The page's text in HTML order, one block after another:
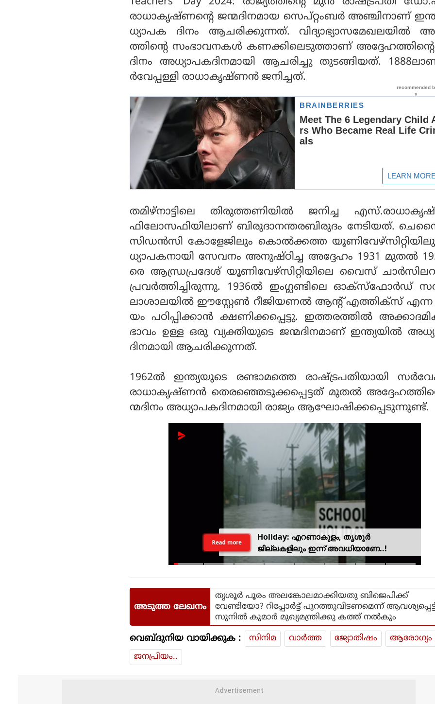
രാധാകൃഷ്ണന്റെ ജന്മദിനമായ സെപ്റ്റംബര്‍ അഞ്ചിനാണ്
ധ്യാപക ദിനം ആചരിക്കുന്നത്. വിദ്യാഭ്യാസമേഖലയില്‍
ത്തിന്റെ സംഭാവനകള്‍ കണക്കിലെടുത്താണ് അദ്ദേഹത്തിന്റെ
ദിനം അധ്യാപകദിനമായി ആചരിച്ചു തുടങ്ങിയത്.
ര്‍വേപ്പള്ളി രാധാകൃഷ്ണന്‍ ജനിച്ചത്.
തമിഴ്‌നാട്ടിലെ തിരുത്തണിയില്‍ ജനിച്ച
ഫിലോസഫിയിലാണ് ബിരുദാനന്തരബിരുദം നേടിയത്.
സിഡന്‍സി കോളേജിലും കൊല്‍ക്കത്ത
ധ്യാപകനായി സേവനം അനുഷ്ഠിച്ച അദ്ദേഹം 1931 മുതല്‍
രെ ആന്ധ്രപ്രദേശ് യൂണിവേഴ്‌സിറ്റിയിലെ വൈസ്
പ്രവര്‍ത്തിച്ചിരുന്നു. 1936ല്‍ ഇംഗ്ലണ്ടിലെ ഓക്സ്ഫോര്‍ഡ്
ലാശാലയില്‍ ഈസ്റ്റേണ്‍ റീജിയണല്‍ ആന്റ് എത്തിക്‌സ് എന്ന
യം പഠിപ്പിക്കാന്‍ ക്ഷണിക്കപ്പെട്ടു. ഇത്തരത്തില്‍
ഭാവം ഉള്ള ഒരു വ്യക്തിയുടെ ജന്മദിനമാണ് ഇന്ത്യയില്‍
ദിനമായി ആചരിക്കുന്നത്.
1962ല്‍ ഇന്ത്യയുടെ രണ്ടാമത്തെ രാഷ്ട്രപതിയായി
രാധാകൃഷ്ണന്‍ തെരഞ്ഞെടുക്കപ്പെട്ടത് മുതല്‍
ന്മദിനം അധ്യാപകദിനമായി രാജ്യം ആഘോഷിക്കപ്പെടുന്നുണ്ട്.
Holiday: എറണാകുളം, തൃശൂർ
ജില്ലകളിലും ഇന്ന് അവധിയാണേ..!
Read more
അടുത്ത ലേഖനം
തൃശൂര്‍ പൂരം അലങ്കോലമാക്കിയതു ബിജെപിക്ക്
വേണ്ടിയോ? റിപ്പോര്‍ട്ട് പുറത്തുവിടണമെന്ന്
സുനില്‍ കുമാര്‍ മുഖ്യമന്ത്രിക്കു കത്ത് നല്‍കും
വെബ്ദുനിയ വായിക്കുക : സിനിമ വാര്‍ത്ത ജ്യോതിഷം
ആരോഗ്യം
ജനപ്രിയം..